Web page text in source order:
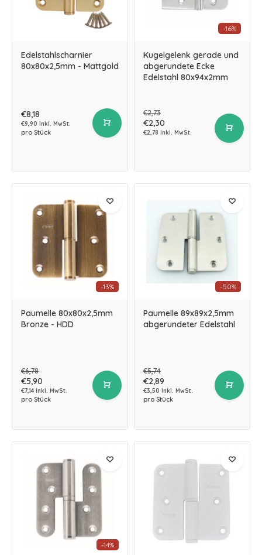
Edelstahlscharnier
80x80x2,5mm - Mattgold
€8,18
€9,90 Inkl. MwSt.
pro Stück
-16%
Kugelgelenk gerade und
abgerundete Ecke
Edelstahl 80x94x2mm
€2,73
€2,30
€2,78 Inkl. MwSt.
-13%
Paumelle 80x80x2,5mm
Bronze - HDD
€6,78
€5,90
€7,14 Inkl. MwSt.
pro Stück
-50%
Paumelle 89x89x2,5mm
abgerundeter Edelstahl
€5,74
€2,89
€3,50 Inkl. MwSt.
pro Stück
-14%